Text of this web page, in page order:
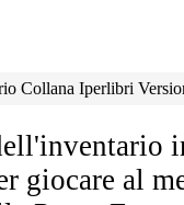
Collana Iperlibri
giocare al